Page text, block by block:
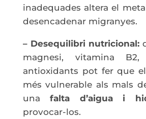
inadequades altera el
desencadenar migranyes.
– Desequilibri nutricional:
magnesi, vitamina
antioxidants pot fer que
més vulnerable als mals
unafalta d’aigua i
provocar-los.